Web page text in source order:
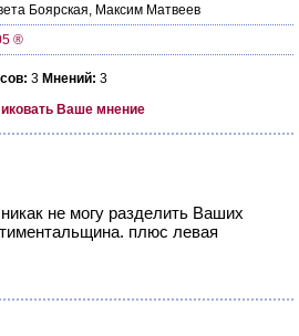
Боярская, Максим Матвеев
®
3 Мнений: 3
Ваше мнение
не могу разделить Ваших
плюс левая